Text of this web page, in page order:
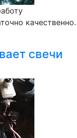
качественно.
свечи